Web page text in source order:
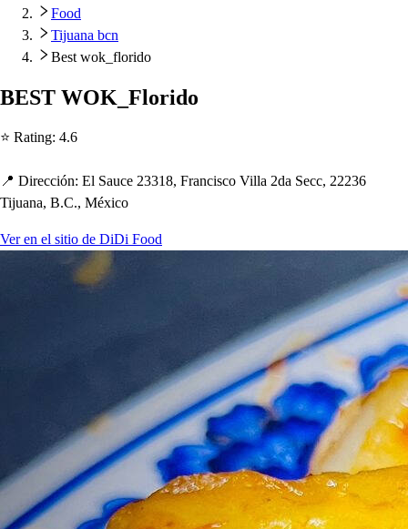
Food
Tijuana bcn
Best wok_florido
BEST WOK_Florido
⭐ Rating: 4.6
📍 Dirección: El Sauce 23318, Francisco Villa 2da Secc, 22236
Tijuana, B.C., México
Ver en el sitio de DiDi Food